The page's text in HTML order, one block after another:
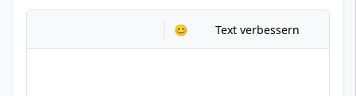
Dein Erfahrungsbericht*
😊
Text verbessern